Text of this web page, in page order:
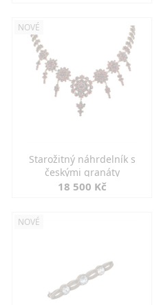
NOVÉ
Starožitný náhrdelník s
českými granáty
18 500 Kč
NOVÉ